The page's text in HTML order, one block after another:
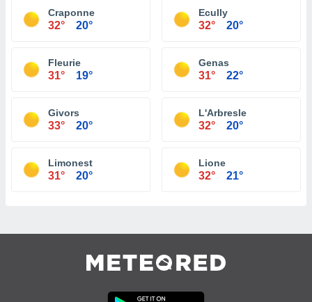
Craponne
32° 20°
Ecully
32° 20°
Fleurie
31° 19°
Genas
31° 22°
Givors
33° 20°
L'Arbresle
32° 20°
Limonest
31° 20°
Lione
32° 21°